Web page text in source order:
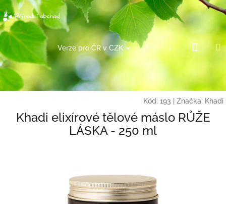
Přejít
na
obsah
Verze pro ČR v CZK Hledat Přihlášení
košík
Kód: 193 Značka: Khadi
Khadi elixírové tělové máslo RŮŽE
LÁSKA - 250 ml